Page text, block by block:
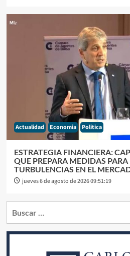
Actualidad Economia Politica
ESTRATEGIA FINANCIERA:
QUE PREPARA MEDIDAS PARA
TURBULENCIAS EN EL
jueves 6 de agosto de 2026 09:51:19